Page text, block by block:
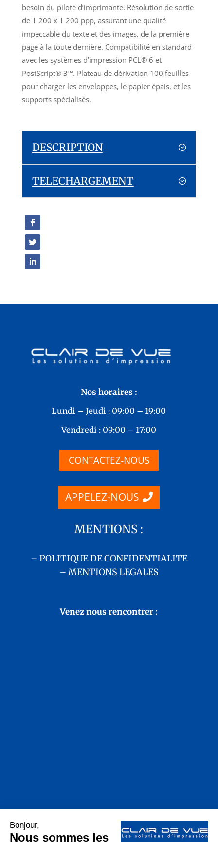
besoin du pilote d’imprimante. Résolution de sortie
de 1 200 x 1 200 ppp, assurant une qualité
impeccable du texte et des images, de la première
page à la toute dernière. Compatibilité en standard
avec les systèmes d’impression PCL® 6 et
PostScript® 3™. Plateau de dérivation 100 feuilles
pour charger les enveloppes, le papier épais, et les
supports spécialisés.
DESCRIPTION
TELECHARGEMENT
Nos horaires :
Lundi – Jeudi : 09:00 – 19:00
Vendredi : 09:00 – 17:00
CONTACTEZ-NOUS
APPELEZ-NOUS
MENTIONS :
– POLITIQUE DE CONFIDENTIALITE
– MENTIONS LEGALES
Venez nous rencontrer :
Navigation :